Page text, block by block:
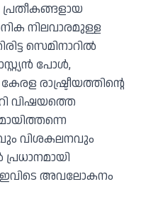
നിലവാരമുള്ള
സെമിനാറിൽ
പോൾ,
രാഷ്ട്രീയത്തിൻ്റെ
വിഷയത്തെ
വിശകലനവും
അവലോകനം